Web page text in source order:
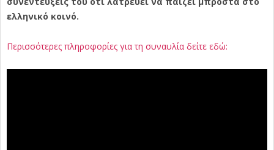
ελληνικό κοινό.
Περισσότερες πληροφορίες για τη συναυλία δείτε εδώ: